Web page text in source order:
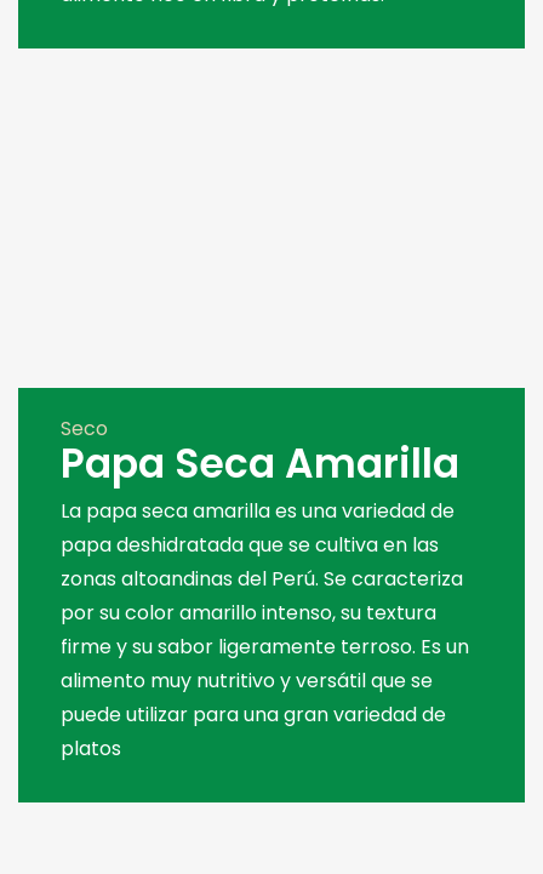
ACP
Seco
Papa Seca Amarilla
La papa seca amarilla es una variedad de
papa deshidratada que se cultiva en las
zonas altoandinas del Perú. Se caracteriza
por su color amarillo intenso, su textura
firme y su sabor ligeramente terroso. Es un
alimento muy nutritivo y versátil que se
puede utilizar para una gran variedad de
platos